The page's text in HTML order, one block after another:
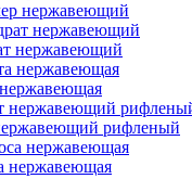
нержавеющий
нержавеющий
рифленый
нержавеющая